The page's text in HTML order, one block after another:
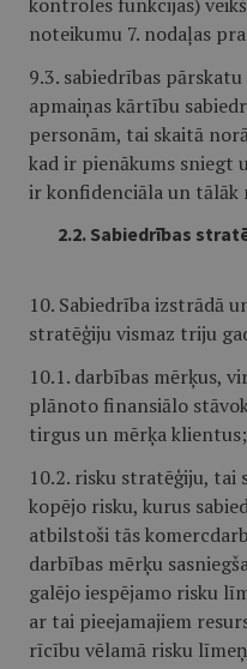
noteikumu 7. nodaļas
9.3. sabiedrības
apmaiņas kārtību
personām, tai skaitā
kad ir pienākums sniegt
ir konfidenciāla un tālāk
2.2. Sabiedrības
10. Sabiedrība izstrādā
stratēģiju vismaz triju
10.1. darbības mērķus,
plānoto finansiālo
tirgus un mērķa klientus;
10.2. risku stratēģiju, tai
kopējo risku, kurus
atbilstoši tās
darbības mērķu
galējo iespējamo risku
ar tai pieejamajiem
rīcību vēlamā risku